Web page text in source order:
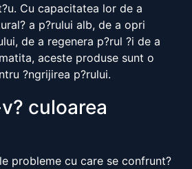
Cu capacitatea lor de a
a p?rului alb, de a opri
de a regenera p?rul ?i de a
aceste produse sunt o
?ngrijirea p?rului.
culoarea
probleme cu care se confrunt?